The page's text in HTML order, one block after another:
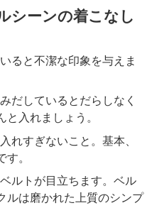
シーンの着こなし
ると不潔な印象を与えま
しているとだらしなく
入れましょう。
すぎないこと。基本、
。
ルトが目立ちます。ベル
ルは磨かれた上質のシンプ